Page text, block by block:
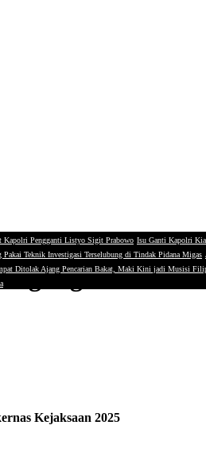
Kapolri Pengganti Listyo Sigit Prabowo Isu Ganti Kapolri
Teknik Investigasi Terselubung di Tindak Pidana Migas
Ditolak Ajang Pencarian Bakat, Maki Kini jadi Musisi
ST
Kejaksaan 2025